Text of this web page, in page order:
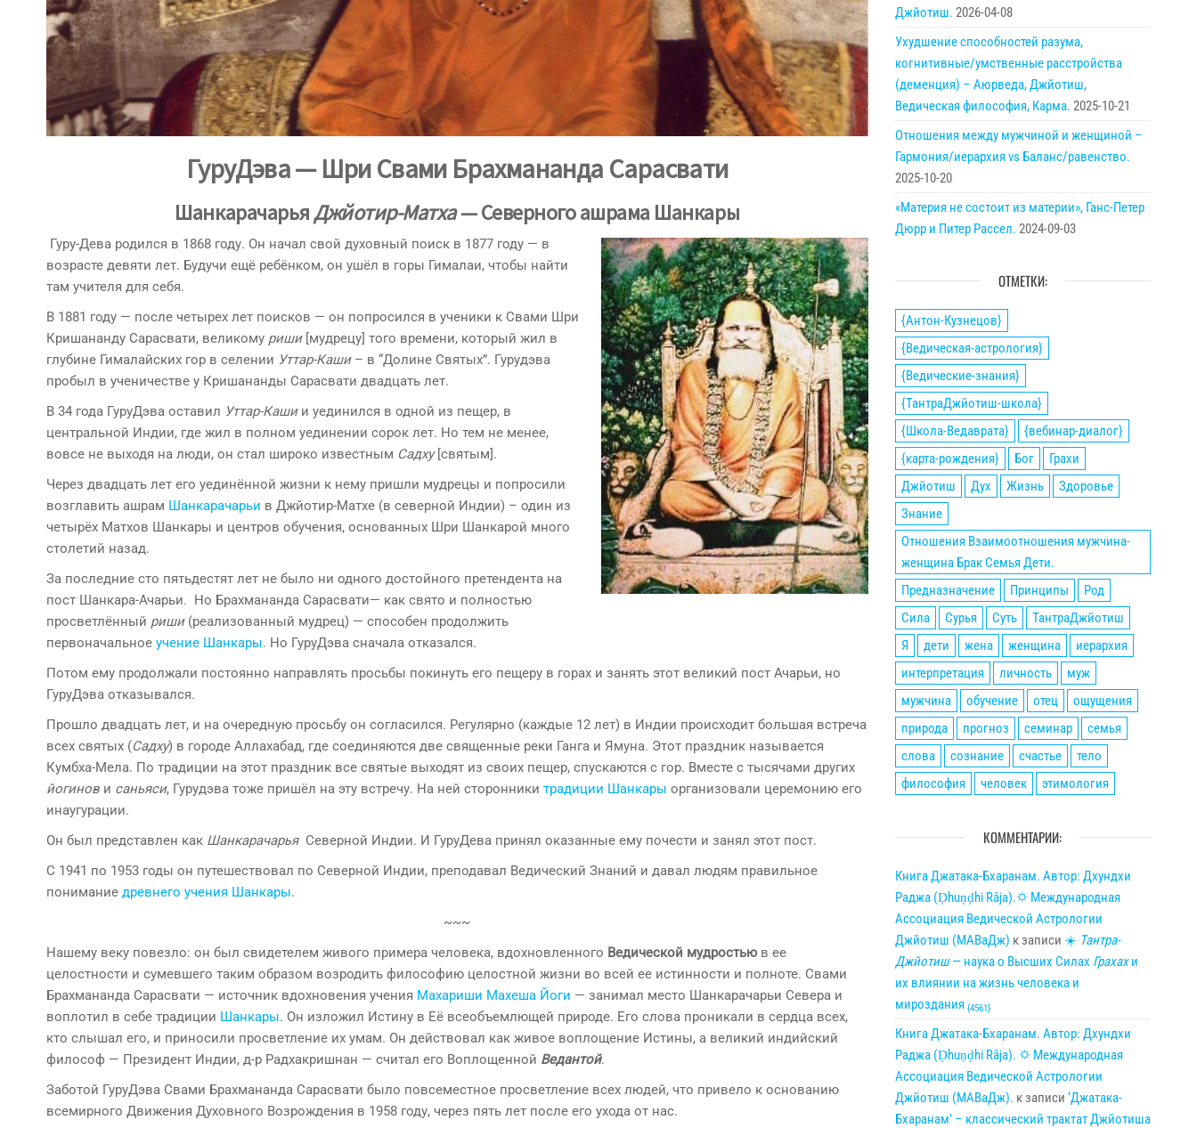
ГуруДэва — ШриСвами Брахмананда Сарасвати
ШанкарачарьяДжйотир-Матха— Северного ашрама Шанкары
Гуру-Дева родился в 1868 году. Он начал свой духовный поиск в 1877 году — в
возрасте девяти лет. Будучи ещё ребёнком, он ушёл в горы Гималаи, чтобы найти
там учителя для себя.
В 1881 году — после четырех лет поисков — он попросился в ученики к Свами Шри
Кришананду Сарасвати, великому риши[мудрецу] того времени, который жил в
глубине Гималайских гор в селении Уттар-Каши– в “Долине Святых”. Гурудэва
пробыл в ученичестве у Кришананды Сарасвати двадцать лет.
В 34 года ГуруДэва оставил Уттар-Кашии уединился в одной из пещер, в
центральной Индии, где жил в полном уединении сорок лет. Но тем не менее,
вовсе не выходя на люди, он стал широко известным Садху[святым].
Через двадцать лет его уединённой жизни к нему пришли мудрецы и попросили
возглавить ашрам Шанкарачарьи в Джйотир-Матхе (в северной Индии) – один из
четырёх Матхов Шанкары и центров обучения, основанных Шри Шанкарой много
столетий назад.
За последние сто пятьдестят лет не было ни одного достойного претендента на
пост Шанкара-Ачарьи. Но Брахмананда Сарасвати— как свято и полностью
просветлённый риши(реализованный мудрец) — способен продолжить
первоначальное учение Шанкары. Но ГуруДэва сначала отказался.
Потом ему продолжали постоянно направлять просьбы покинуть его пещеру в горах и занять этот великий пост Ачарьи, но
ГуруДэва отказывался.
Прошло двадцать лет, и на очередную просьбу он согласился. Регулярно (каждые 12 лет) в Индии происходит большая встреча
всех святых (Садху) в городе Аллахабад, где соединяются две священные реки Ганга и Ямуна. Этот праздник называется
Кумбха-Мела. По традиции на этот праздник все святые выходят из своих пещер, спускаются с гор. Вместе с тысячами других
йогинов и саньяси, Гурудэва тоже пришёл на эту встречу. На ней сторонники традиции Шанкары организовали церемонию его
инаугурации.
Он был представлен как ШанкарачарьяСеверной Индии. И ГуруДева принял оказанные ему почести и занял этот пост.
С 1941 по 1953 годы он путешествовал по Северной Индии, преподавал Ведический Знаний и давал людям правильное
понимание древнего учения Шанкары.
~~~
Нашему веку повезло: он был свидетелем живого примера человека, вдохновленного Ведической мудростьюв ее
целостности и сумевшего таким образом возродить философию целостной жизни во всей ее истинности и полноте. Свами
Брахмананда Сарасвати — источник вдохновения учения Махариши Махеша Йоги — занимал место Шанкарачарьи Севера и
воплотил в себе традиции Шанкары. Он изложил Истину в Её всеобъемлющей природе. Его слова проникали в сердца всех,
кто слышал его, и приносили просветление их умам. Он действовал как живое воплощение Истины, а великий индийский
философ — Президент Индии, д-р Радхакришнан — считал его Воплощенной Ведантой.
Заботой ГуруДэва Свами Брахмананда Сарасвати было повсеместное просветление всех людей, что привело к основанию
всемирного Движения Духовного Возрождения в 1958 году, через пять лет после его ухода от нас.
Джйотиш. 2026-04-08
Ухудшение способностей разума,
когнитивные/умственные расстройства
(деменция) – Аюрведа, Джйотиш,
Ведическая философия, Карма. 2025-10-21
Отношения между мужчиной и женщиной –
Гармония/иерархия vs Баланс/равенство.
2025-10-20
«Материя не состоит из материи», Ганс-Петер
Дюрр и Питер Рассел. 2024-09-03
ОТМЕТКИ:
{Антон-Кузнецов}
{Ведическая-астрология}
{Ведические-знания}
{ТантраДжйотиш-школа}
{Школа-Ведаврата}
{вебинар-диалог}
{карта-рождения}
Бог
Грахи
Джйотиш
Дух Жизнь
Здоровье
Знание
Отношения Взаимоотношения мужчина-
женщина Брак Семья Дети.
Предназначение
Принципы
Род
Сила
Сурья Суть
ТантраДжйотиш
Я
дети жена женщина
иерархия
интерпретация
личность
муж
мужчина
обучение отец
ощущения
природа
прогноз семинар
семья
слова
сознание счастье
тело
философия
человек этимология
КОММЕНТАРИИ:
Книга Джатака-Бхаранам. Автор: Дхундхи
Раджа (Ḍhuṇḍhi Rāja).🌣 Международная
Ассоциация Ведической Астрологии
Джйотиш (МАВаДж) к записи ☀ Тантра-
Джйотиш— наука о Высших Силах Грахахи
их влиянии на жизнь человека и
мироздания {4561}
Книга Джатака-Бхаранам. Автор: Дхундхи
Раджа (Ḍhuṇḍhi Rāja). 🌣 Международная
Ассоциация Ведической Астрологии
Джйотиш (МАВаДж). к записи ‘Джатака-
Бхаранам’ – классический трактат Джйотиша